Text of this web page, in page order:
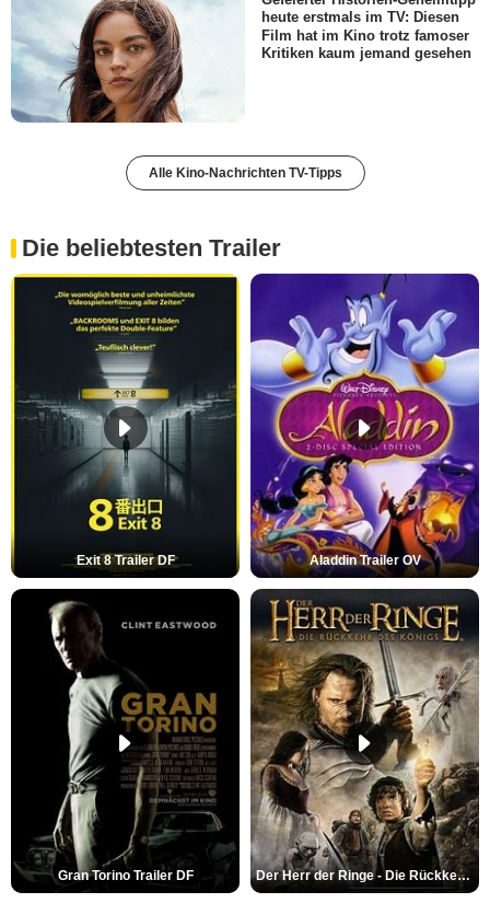
heute erstmals im TV: Diesen
Film hat im Kino trotz famoser
Kritiken kaum jemand gesehen
Alle Kino-Nachrichten TV-Tipps
Die beliebtesten Trailer
Exit 8 Trailer DF Aladdin Trailer OV
Gran Torino Trailer DF Der Herr der Ringe - Die Rückkehr des Königs Trailer OV